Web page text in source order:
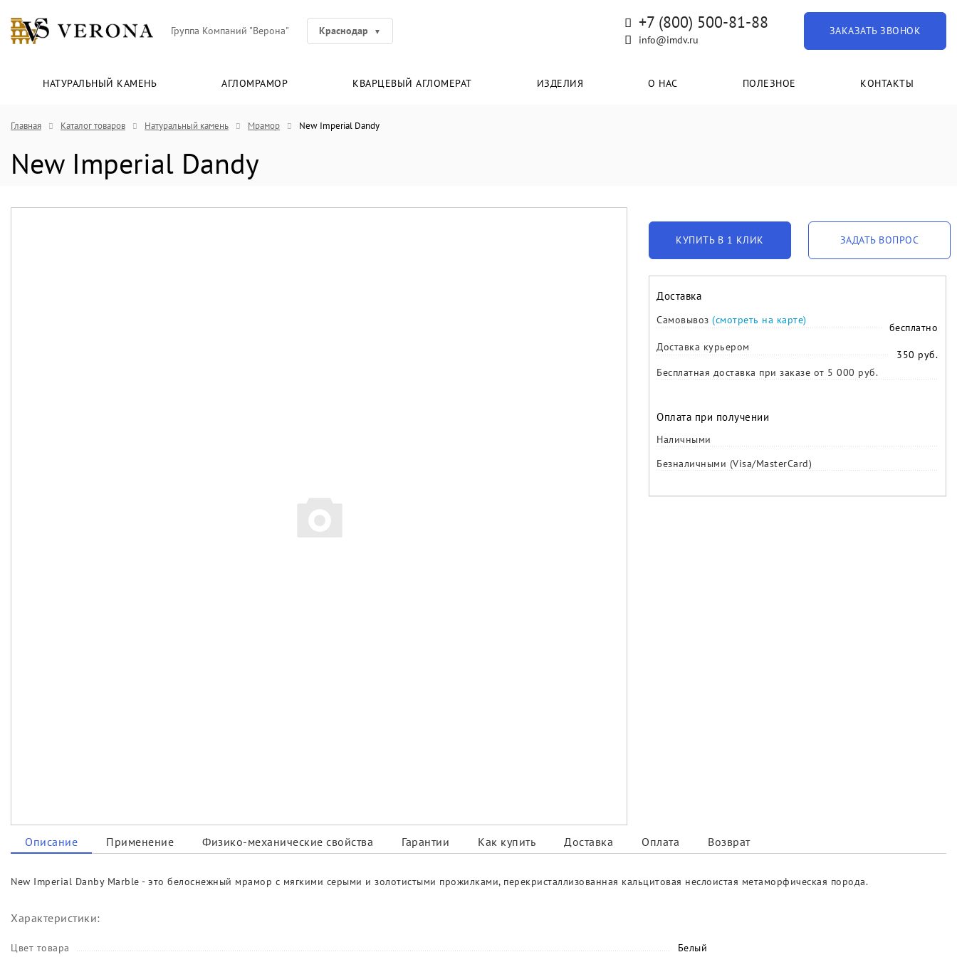
Группа Компаний "Верона" Краснодар +7 (800) 500-81-88
info@imdv.ru
ЗАКАЗАТЬ ЗВОНОК
НАТУРАЛЬНЫЙ КАМЕНЬ АГЛОМРАМОР КВАРЦЕВЫЙ АГЛОМЕРАТ ИЗДЕЛИЯ О НАС ПОЛЕЗНОЕ КОНТАКТЫ
Главная Каталог товаров Натуральный камень Мрамор New Imperial Dandy
New Imperial Dandy
КУПИТЬ В 1 КЛИК ЗАДАТЬ ВОПРОС
Доставка
Самовывоз (смотреть на карте)
бесплатно
Доставка курьером
350 руб.
Бесплатная доставка при заказе от 5 000 руб.
Оплата при получении
Наличными
Безналичными (Visa/MasterCard)
Описание Применение Физико-механические свойства Гарантии Как купить Доставка Оплата Возврат
New Imperial Danby Marble - это белоснежный мрамор с мягкими серыми и золотистыми прожилками, перекристаллизованная кальцитовая неслоистая метаморфическая порода.
Характеристики:
Цвет товара Белый